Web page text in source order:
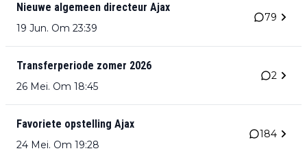
Nieuwe algemeen directeur Ajax
19 Jun. Om 23:39
79
Transferperiode zomer 2026
26 Mei. Om 18:45
2
Favoriete opstelling Ajax
24 Mei. Om 19:28
184